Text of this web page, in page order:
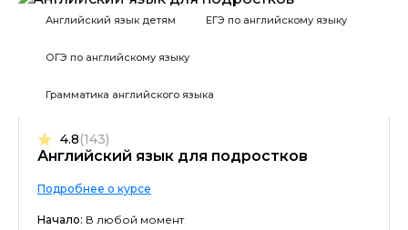
Английский язык детям ЕГЭ по английскому языку
ОГЭ по английскому языку
Грамматика английского языка
Английский язык для подростков
4.8(143)
Подробнее о курсе
Начало: В любой момент